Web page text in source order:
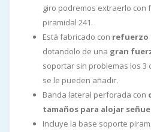
giro podremos extraerlo con
piramidal 241.
Está fabricado con refuerzo
dotandolo de una gran
soportar sin problemas los 3
se le pueden añadir.
Banda lateral perforada con
tamaños para alojar
Incluye la base soporte